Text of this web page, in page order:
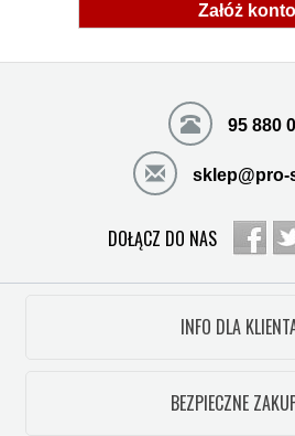
Załóż konto
95 880
sklep@pro-
DOŁĄCZ DO NAS
INFO DLA
BEZPIECZNE